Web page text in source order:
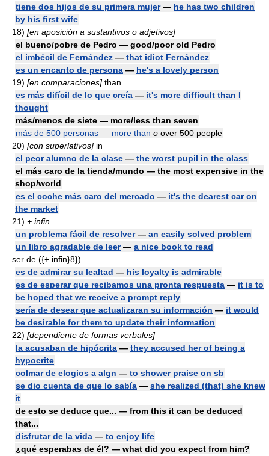
tiene dos hijos de su primera mujer— he has two children
by his first wife
18) [en aposición a sustantivos o adjetivos]
el bueno/pobre de Pedro — good/poor old Pedro
el imbécil de Fernández — that idiot Fernández
es un encanto de persona — he's a lovely person
19) [en comparaciones] than
es más difícil de lo que creía — it's more difficult than I
thought
más/menos de siete — more/less than seven
más de 500 personas — more than o over 500 people
20) [con superlativos] in
el peor alumno de la clase — the worst pupil in the class
el más caro de la tienda/mundo — the most expensive in the
shop/world
es el coche más caro del mercado — it's the dearest car on
the market
21) + infin
un problema fácil de resolver— an easily solved problem
un libro agradable de leer— a nice book to read
ser de ({+ infin}8})
es de admirar su lealtad — his loyalty is admirable
es de esperar que recibamos una pronta respuesta — it is to
be hoped that we receive a prompt reply
sería de desear que actualizaran su información — it would
be desirable for them to update their information
22) [dependiente de formas verbales]
la acusaban de hipócrita — they accused her of being a
hypocrite
colmar de elogios a algn — to shower praise on sb
se dio cuenta de que lo sabía — she realized (that) she knew
it
de esto se deduce que... — from this it can be deduced
that...
disfrutar de la vida — to enjoy life
¿qué esperabas de él? — what did you expect from him?